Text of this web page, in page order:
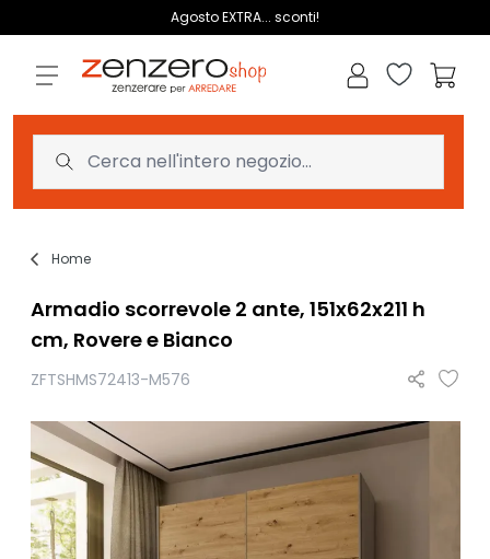
Agosto EXTRA... sconti!
Lista dei
Home
Armadio scorrevole 2 ante, 151x62x211 h
cm, Rovere e Bianco
ZFTSHMS72413-M576